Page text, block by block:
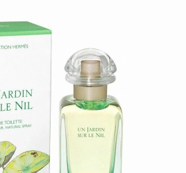
ランド「エルメス」の香水
にふさわしいでしょう。レ
水ともに人気シリーズが多
ばれます。
リーズの中でも特に愛用者
。壮大なナイル川の水辺に